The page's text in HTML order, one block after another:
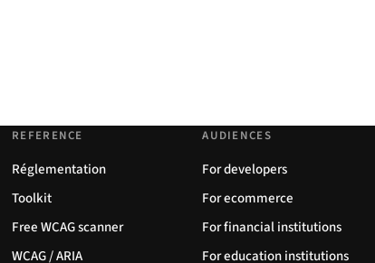
REFERENCE
Réglementation
Toolkit
Free WCAG scanner
WCAG / ARIA
AUDIENCES
For developers
For ecommerce
For financial institutions
For education institutions